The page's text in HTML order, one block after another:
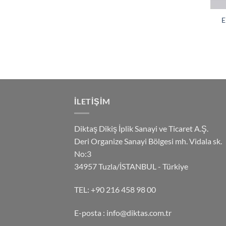
ILETIŞIM
Diktaş Dikiş İplik Sanayi ve Ticaret A.Ş.
Deri Organize Sanayi Bölgesi mh. Vidala sk.
No:3
34957 Tuzla/İSTANBUL - Türkiye
TEL: +90 216 458 98 00
E-posta : info@diktas.com.tr